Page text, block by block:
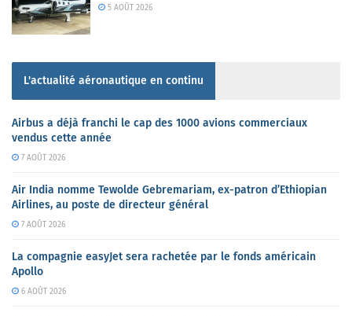
5 AOÛT 2026
L'actualité aéronautique en continu
Airbus a déjà franchi le cap des 1000 avions commerciaux
vendus cette année
7 AOÛT 2026
Air India nomme Tewolde Gebremariam, ex-patron d’Ethiopian
Airlines, au poste de directeur général
7 AOÛT 2026
La compagnie easyJet sera rachetée par le fonds américain
Apollo
6 AOÛT 2026